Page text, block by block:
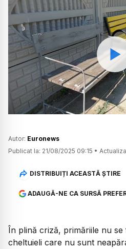
Autor: Euronews
Publicat la: 21/08/2025 09:15 •
DISTRIBUIȚI ACEASTĂ ȘTIRE
ADAUGĂ-NE CA SURSĂ
În plină criză, primăriile nu
cheltuieli care nu sunt